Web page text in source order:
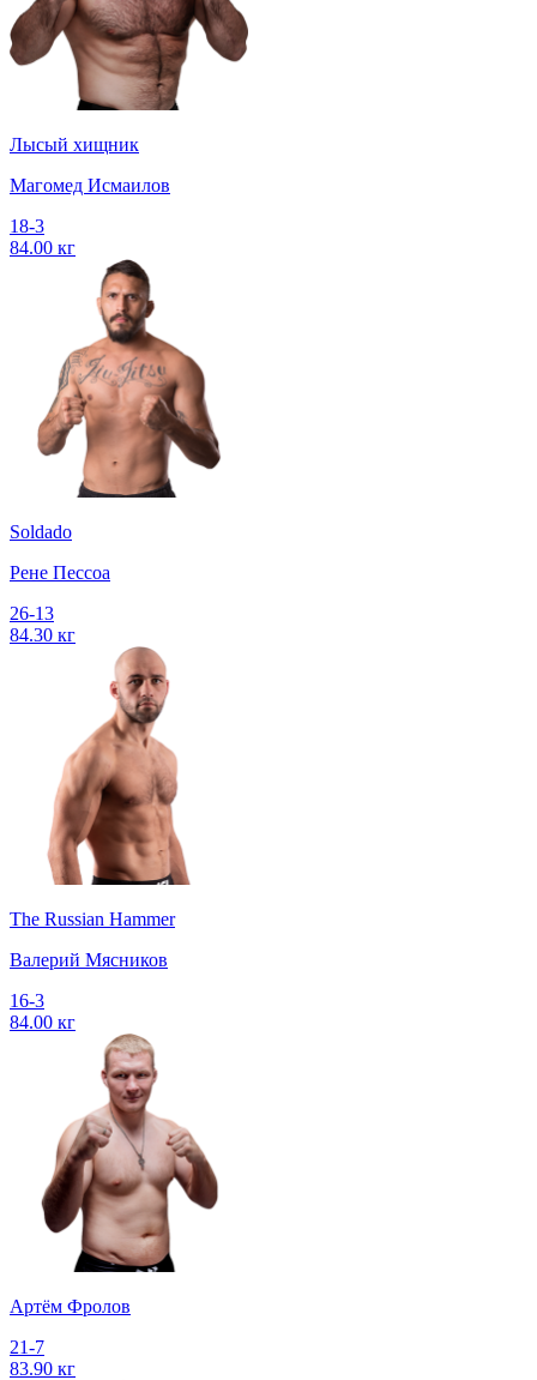
Лысый хищник
Магомед Исмаилов
18-3
84.00 кг
Soldado
Рене Пессоа
26-13
84.30 кг
The Russian Hammer
Валерий Мясников
16-3
84.00 кг
Артём Фролов
21-7
83.90 кг